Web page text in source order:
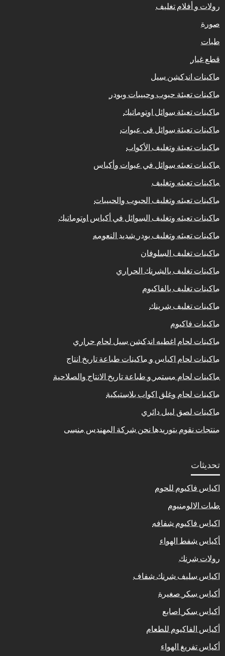
رولات و أفلام تغليف
صورة
طبات
قطع غيار
ماكينات اندكشن سيل
ماكينات تعبئة حبوب وحبيبات وبودر
ماكينات تعبئة سوائل اوتوماتيك
ماكينات تعبئة سوائل فى عبوات
ماكينات تعبئة وتغليف الأكواب
ماكينات تعبئه سوائل في عبوات وأكياس
ماكينات تعبئه وتغليف
ماكينات تعبئه وتغليف الحبوب والحبيبات
ماكينات تعبئه وتغليف السوائل في أكياس اوتوماتيك
ماكينات تعبئه وتغليف بودر شديد النعومه
ماكينات تغليف السلوفان
ماكينات تغليف بالشرنك الحراري
ماكينات تغليف بالفاكيوم
ماكينات تغليف شرينك
ماكينات فاكيوم
ماكينات لحام اغطيه اندكشن سيل لحام حراري
ماكينات لحام اكياس و ماكينات طباعة تاريخ انتاج
ماكينات لحام مستمر و طباعة تاريخ الانتاج والصلاحية
ماكينات لحام وغلق اكواب بلاستيكية
ماكينات لصق ليبل دائري
منتجات نقوم بتوريدها نحن شركة المهندس منسى
تحديثات
اكياس فاكيوم للحوم
طبات الالومنيوم
اكياس فاكيوم شفافه
أكياس شفط الهواء
رولات شرنك
اكياس سليف شرنك شفاف
أكياس سكر صغيرة
أكياس سكر اصابع
أكياس الفاكيوم للطعام
أكياس تفريغ الهواء